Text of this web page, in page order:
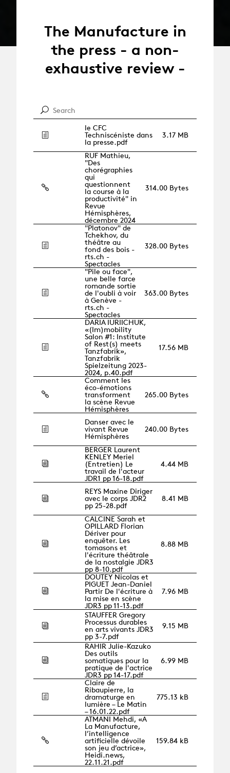
The Manufacture in
the press - a non-
exhaustive review -
le CFC
Techniscéniste dans
la presse.pdf
3.17 MB
RUF Mathieu,
"Des
chorégraphies
qui
questionnent
la course à la
productivité" in
Revue
Hémisphères,
décembre 2024
314.00 Bytes
"Platonov" de
Tchekhov, du
théâtre au
fond des bois -
rts.ch -
Spectacles
328.00 Bytes
"Pile ou face",
une belle farce
romande sortie
de l'oubli à voir
à Genève -
rts.ch -
Spectacles
363.00 Bytes
DARIA IURIICHUK,
«(Im)mobility
Salon #1: Institute
of Rest(s) meets
Tanzfabrik»,
Tanzfabrik
Spielzeitung 2023-
2024, p.40.pdf
17.56 MB
Comment les
éco-émotions
transforment
la scène Revue
Hémisphères
265.00 Bytes
Danser avec le
vivant Revue
Hémisphères
240.00 Bytes
BERGER Laurent
KENLEY Meriel
(Entretien) Le
travail de l'acteur
JDR1 pp 16-18.pdf
4.44 MB
REYS Maxine Diriger
avec le corps JDR2
pp 25-28.pdf
8.41 MB
CALCINE Sarah et
OPILLARD Florian
Dériver pour
enquêter. Les
tomasons et
l'écriture théâtrale
de la nostalgie JDR3
pp 8-10.pdf
8.88 MB
DOUTEY Nicolas et
PIGUET Jean-Daniel
Partir De l'écriture à
la mise en scène
JDR3 pp 11-13.pdf
7.96 MB
STAUFFER Gregory
Processus durables
en arts vivants JDR3
pp 3-7.pdf
9.15 MB
RAHIR Julie-Kazuko
Des outils
somatiques pour la
pratique de l'actrice
JDR3 pp 14-17.pdf
6.99 MB
Claire de
Ribaupierre, la
dramaturge en
lumière – Le Matin
– 16.01.22.pdf
775.13 kB
ATMANI Mehdi, «A
La Manufacture,
l’intelligence
artificielle dévoile
son jeu d’actrice»,
Heidi.news,
22.11.21.pdf
159.84 kB